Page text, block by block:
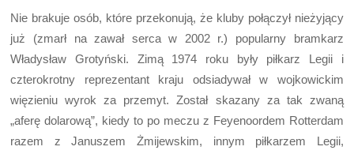
Nie brakuje osób, które przekonują, że kluby połączył nieżyjący
już (zmarł na zawał serca w 2002 r.) popularny bramkarz
Władysław Grotyński. Zimą 1974 roku były piłkarz Legii i
czterokrotny reprezentant kraju odsiadywał w wojkowickim
więzieniu wyrok za przemyt. Został skazany za tak zwaną
„aferę dolarową”, kiedy to po meczu z Feyenoordem Rotterdam
razem z Januszem Żmijewskim, innym piłkarzem Legii,